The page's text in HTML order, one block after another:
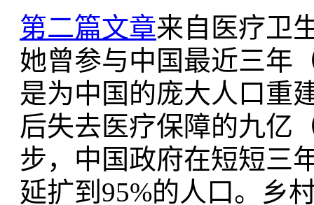
第二篇文章来自医疗卫
她曾参与中国最近三年
是为中国的庞大人口重
后失去医疗保障的九亿
步，中国政府在短短三
延扩到95%的人口。乡